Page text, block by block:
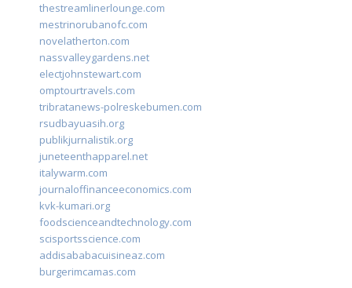
thestreamlinerlounge.com
mestrinorubanofc.com
novelatherton.com
nassvalleygardens.net
electjohnstewart.com
omptourtravels.com
tribratanews-polreskebumen.com
rsudbayuasih.org
publikjurnalistik.org
juneteenthapparel.net
italywarm.com
journaloffinanceeconomics.com
kvk-kumari.org
foodscienceandtechnology.com
scisportsscience.com
addisababacuisineaz.com
burgerimcamas.com